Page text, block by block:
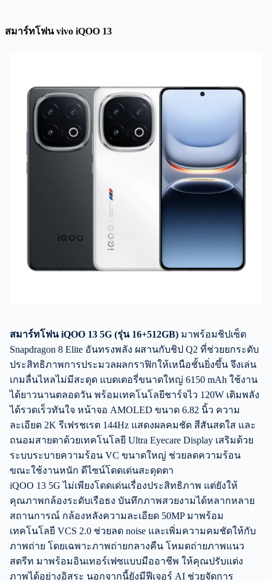
สมาร์ทโฟน vivo iQOO 13
สมาร์ทโฟน iQOO 13 5G (รุ่น 16+512GB) มาพร้อมชิปเซ็ต
Snapdragon 8 Elite อันทรงพลัง ผสานกับชิป Q2 ที่ช่วยยกระดับ
ประสิทธิภาพการประมวลผลกราฟิกให้เหนือชั้นยิ่งขึ้น จึงเล่น
เกมลื่นไหลไม่มีสะดุด แบตเตอรี่ขนาดใหญ่ 6150 mAh ใช้งาน
ได้ยาวนานตลอดวัน พร้อมเทคโนโลยีชาร์จไว 120W เติมพลัง
ได้รวดเร็วทันใจ หน้าจอ AMOLED ขนาด 6.82 นิ้ว ความ
ละเอียด 2K รีเฟรชเรต 144Hz แสดงผลคมชัด สีสันสดใส และ
ถนอมสายตาด้วยเทคโนโลยี Ultra Eyecare Display เสริมด้วย
ระบบระบายความร้อน VC ขนาดใหญ่ ช่วยลดความร้อน
ขณะใช้งานหนัก ดีไซน์โดดเด่นสะดุดตา
iQOO 13 5G ไม่เพียงโดดเด่นเรื่องประสิทธิภาพ แต่ยังให้
คุณภาพกล้องระดับเรือธง บันทึกภาพสวยงามได้หลากหลาย
สถานการณ์ กล้องหลังความละเอียด 50MP มาพร้อม
เทคโนโลยี VCS 2.0 ช่วยลด noise และเพิ่มความคมชัดให้กับ
ภาพถ่าย โดยเฉพาะภาพถ่ายกลางคืน โหมดถ่ายภาพแนว
สตรีท มาพร้อมอินเทอร์เฟซแบบมืออาชีพ ให้คุณปรับแต่ง
ภาพได้อย่างอิสระ นอกจากนี้ยังมีฟีเจอร์ AI ช่วยจัดการ